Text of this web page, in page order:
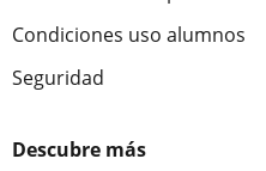
Condiciones uso alumnos
Seguridad
Descubre más